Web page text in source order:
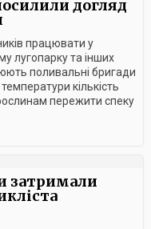
догляд
працювати у
лугопарку та інших
поливальні бригади
кількість
пережити спеку
ще не встигло
мали запас
проводять також
що поливальні
режимі доти,
погода.
затримали